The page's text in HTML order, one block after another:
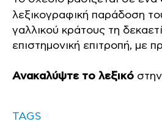
λεξικογραφική παράδοση
γαλλικού κράτους τη
επιστημονική επιτροπή, με
Ανακαλύψτε το λεξικό
TAGS